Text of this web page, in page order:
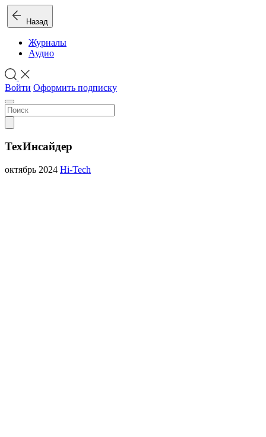
Назад
Журналы
Аудио
Войти Оформить подписку
ТехИнсайдер
октябрь 2024 Hi-Tech